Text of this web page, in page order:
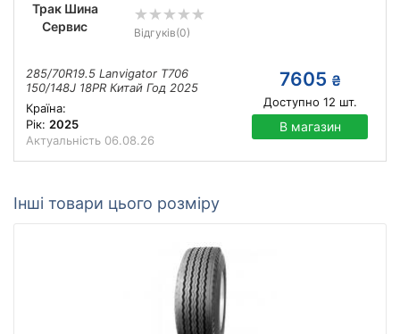
Трак Шина
Сервис
Відгуків(0)
285/70R19.5 Lanvigator T706
150/148J 18PR Китай Год 2025
Країна:
Рік: 2025
Актуальність 06.08.26
7605 ₴
Доступно 12 шт.
В магазин
Інші товари цього розміру